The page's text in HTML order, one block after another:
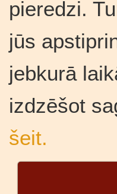
pieredzi.
jūs
jebkurā
izdzēšot
šeit.